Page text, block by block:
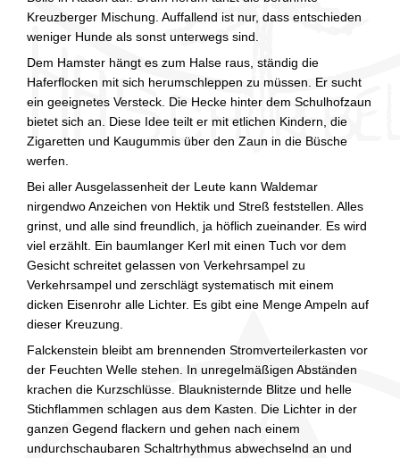
Kreuzberger Mischung. Auffallend ist nur, dass entschieden
weniger Hunde als sonst unterwegs sind.
Dem Hamster hängt es zum Halse raus, ständig die
Haferflocken mit sich herumschleppen zu müssen. Er sucht
ein geeignetes Versteck. Die Hecke hinter dem Schulhofzaun
bietet sich an. Diese Idee teilt er mit etlichen Kindern, die
Zigaretten und Kaugummis über den Zaun in die Büsche
werfen.
Bei aller Ausgelassenheit der Leute kann Waldemar
nirgendwo Anzeichen von Hektik und Streß feststellen. Alles
grinst, und alle sind freundlich, ja höflich zueinander. Es wird
viel erzählt. Ein baumlanger Kerl mit einen Tuch vor dem
Gesicht schreitet gelassen von Verkehrsampel zu
Verkehrsampel und zerschlägt systematisch mit einem
dicken Eisenrohr alle Lichter. Es gibt eine Menge Ampeln auf
dieser Kreuzung.
Falckenstein bleibt am brennenden Stromverteilerkasten vor
der Feuchten Welle stehen. In unregelmäßigen Abständen
krachen die Kurzschlüsse. Blauknisternde Blitze und helle
Stichflammen schlagen aus dem Kasten. Die Lichter in der
ganzen Gegend flackern und gehen nach einem
undurchschaubaren Schaltrhythmus abwechselnd an und